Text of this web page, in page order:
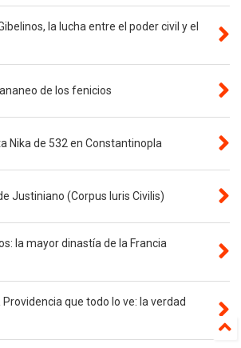
la lucha entre el poder civil y el
de los fenicios
Nika de 532 en Constantinopla
Justiniano (Corpus Iuris Civilis)
la mayor dinastía de la Francia
Providencia que todo lo ve: la verdad